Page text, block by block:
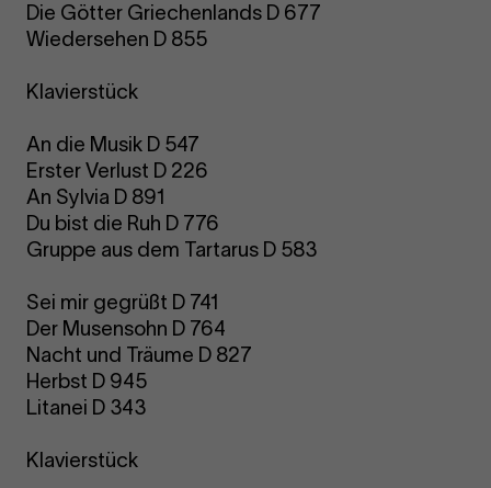
Die Götter Griechenlands D 677
Wiedersehen D 855
Klavierstück
An die Musik D 547
Erster Verlust D 226
An Sylvia D 891
Du bist die Ruh D 776
Gruppe aus dem Tartarus D 583
Sei mir gegrüßt D 741
Der Musensohn D 764
Nacht und Träume D 827
Herbst D 945
Litanei D 343
Klavierstück